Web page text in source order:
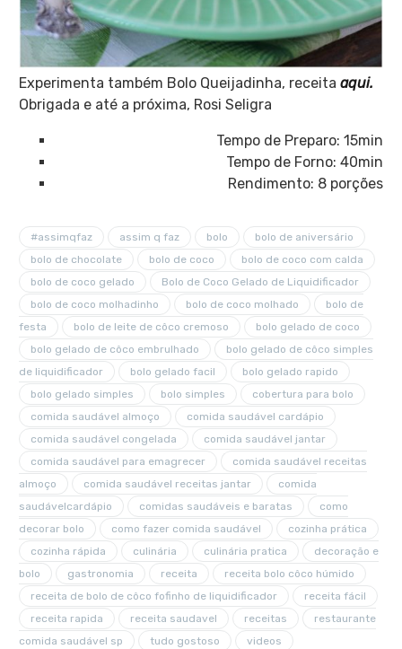
Experimenta também Bolo Queijadinha, receita aqui.
Obrigada e até a próxima, Rosi Seligra
Tempo de Preparo: 15min
Tempo de Forno: 40min
Rendimento: 8 porções
#assimqfaz assim q faz bolo
bolo de aniversário
bolo de chocolate
bolo de coco
bolo de coco com calda
bolo de coco gelado
Bolo de Coco Gelado de Liquidificador
bolo de coco molhadinho
bolo de coco molhado
bolo de
festa
bolo de leite de côco cremoso
bolo gelado de coco
bolo gelado de côco embrulhado
bolo gelado de côco simples
de liquidificador
bolo gelado facil
bolo gelado rapido
bolo gelado simples
bolo simples
cobertura para bolo
comida saudável almoço
comida saudável cardápio
comida saudável congelada
comida saudável jantar
comida saudável para emagrecer
comida saudável receitas
almoço
comida saudável receitas jantar
comida
saudávelcardápio
comidas saudáveis e baratas
como
decorar bolo
como fazer comida saudável
cozinha prática
cozinha rápida
culinária culinária pratica
decoração e
bolo
gastronomia receita
receita bolo côco húmido
receita de bolo de côco fofinho de liquidificador
receita fácil
receita rapida
receita saudavel receitas
restaurante
comida saudável sp
tudo gostoso videos